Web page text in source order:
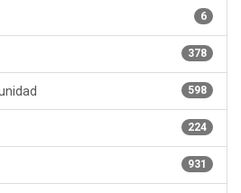
6
378
598
224
931